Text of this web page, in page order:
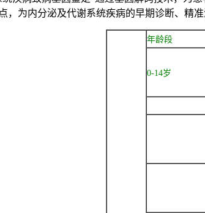
，为内分泌及代谢系统疾病的早期诊断、精
年龄段
0-14岁